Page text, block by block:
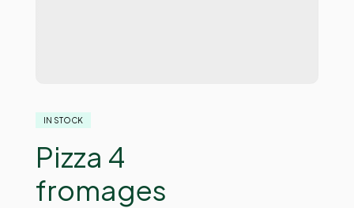
IN STOCK
Pizza 4
fromages